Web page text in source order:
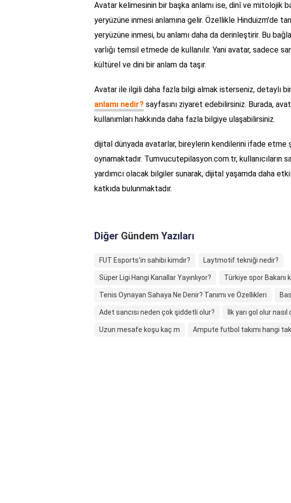
Avatar kelimesinin bir başka anlamı ise, dinî ve mitolojik
yeryüzüne inmesi anlamına gelir. Özellikle Hinduizm'de
yeryüzüne inmesi, bu anlamı daha da derinleştirir. Bu
varlığı temsil etmede de kullanılır. Yani avatar, sadece
kültürel ve dini bir anlam da taşır.
Avatar ile ilgili daha fazla bilgi almak isterseniz, detaylı
anlamı nedir? sayfasını ziyaret edebilirsiniz. Burada,
kullanımları hakkında daha fazla bilgiye ulaşabilirsiniz.
dijital dünyada avatarlar, bireylerin kendilerini ifade etme
oynamaktadır. Tumvucutepilasyon.com.tr, kullanıcıların
yardımcı olacak bilgiler sunarak, dijital yaşamda daha
katkıda bulunmaktadır.
Diğer Gündem Yazıları
FUT Esports'in sahibi kimdir? Laytmotif tekniği nedir?
Süper Ligi Hangi Kanallar Yayınlıyor? Türkiye spor Bakanı
Tenis Oynayan Sahaya Ne Denir? Tanımı ve Özellikleri
Adet sancısı neden çok şiddetli olur? İlk yarı gol olur nasıl
Uzun mesafe koşu kaç m Ampute futbol takımı hangi